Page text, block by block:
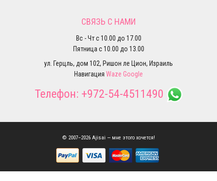
СВЯЗЬ С НАМИ
Вс - Чт с 10.00 до 17.00
Пятница с 10.00 до 13.00
ул. Герцль, дом 102, Ришон ле Цион, Израиль
Навигация Waze Google
Телефон: +972-54-4511490
© 2007–2026 Ajisai — мне этого хочется!